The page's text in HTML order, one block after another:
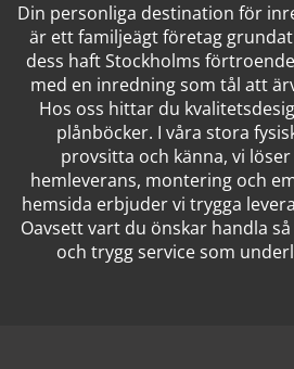
Din personliga destination för
är ett familjeägt företag
dess haft Stockholms
med en inredning som tål att
Hos oss hittar du
plånböcker. I våra stora
provsitta och känna, vi
hemleverans, montering och
hemsida erbjuder vi trygga
Oavsett vart du önskar handla
och trygg service som